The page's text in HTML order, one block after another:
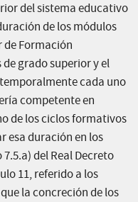
del sistema educativo
de los módulos
Formación
grado superior y el
cada uno
competente en
de los ciclos formativos
esa duración en los
del Real Decreto
11, referido a los
la concreción de los